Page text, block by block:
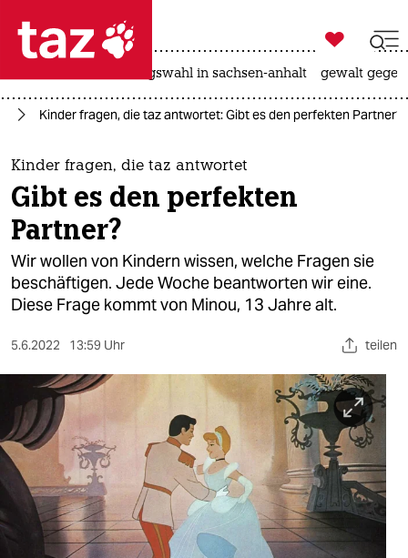
 taz zahl ich
taz zahl ich
themen
politik
öko
gesellschaft
sport
berlin
nord
wahrheit
verlag

taz zahl ich
landtagswahl in sachsen-anhalt gewalt
Kinder fragen, die taz antwortet: Gibt es den perfekten Partner?
Kinder fragen, die taz antwortet
Gibt es den perfekten
Partner?
Wir wollen von Kindern wissen, welche Fragen sie
beschäftigen. Jede Woche beantworten wir eine.
Diese Frage kommt von Minou, 13 Jahre alt.
5.6.2022 13:59 Uhr teilen